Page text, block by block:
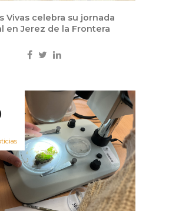
Vivas celebra su jornada
en Jerez de la Frontera